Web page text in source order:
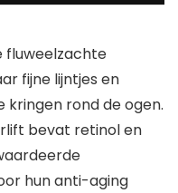
fluweelzachte
fijne lijntjes en
kringen rond de ogen.
bevat retinol en
hun anti-aging